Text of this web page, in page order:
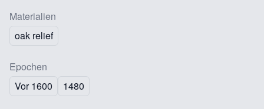
Materialien
oak relief
Epochen
Vor 1600
1480